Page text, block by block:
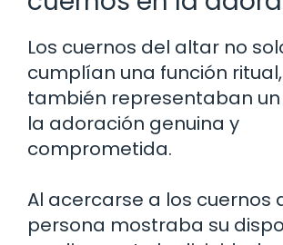
Los cuernos del altar no
cumplían una función
también representaban
la adoración genuina y
comprometida.
Al acercarse a los cuernos
persona mostraba su